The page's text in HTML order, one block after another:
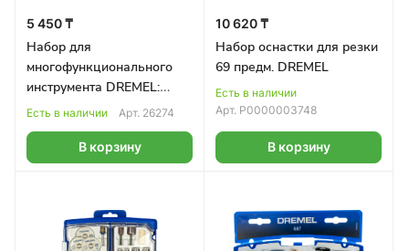
5 450 ₸
Набор для
многофункционального
инструмента DREMEL:
цанги 4шт, муфта 1шт
Есть в наличии Арт. 26274
В корзину
10 620 ₸
Набор оснастки для резки
69 предм. DREMEL
Есть в наличии
Арт. Р0000003748
В корзину